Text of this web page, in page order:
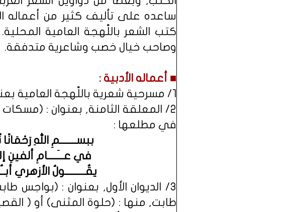
ساعده على تأليف كثير من أعماله
كتب الشعر باللَّهجة العامية
وصاحب خيال خصب وشاعرية متدفقة.
■ أعماله الأدبية :
1/ مسرحية شعرية باللَّهجة العامية بعنوان : (شبك النُّور), وقد عُرضت بالمسرح المدرسي.
2/ المعلقة الثامنة, بعنوان : (مسكات
في مطلعها :
ببســــــــمِ اللهِ
في عـــَـــــامِ ألفينِ
يقُــــــــــولُ
3/ الديوان الأول, بعنوان :
طابت, منها : (حلوة المثنى) أو (